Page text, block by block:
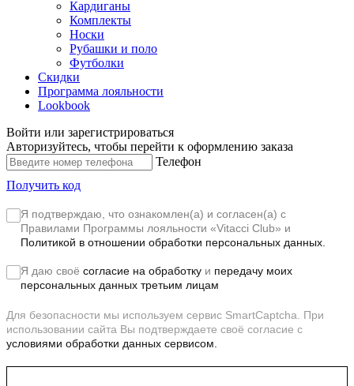
Кардиганы
Комплекты
Носки
Рубашки и поло
Футболки
Скидки
Программа лояльности
Lookbook
Войти или зарегистрироваться
Авторизуйтесь, чтобы перейти к оформлению заказа
Телефон
Получить код
Я подтверждаю, что ознакомлен(а) и согласен(а) с
Правилами Программы лояльности «Vitacci Club» и
Политикой в отношении обработки персональных данных.
Я даю своё согласие на обработку и передачу моих
персональных данных третьим лицам
Для безопасности мы используем сервис SmartCaptcha. При
использовании сайта Вы подтверждаете своё согласие с
условиями обработки данных сервисом.